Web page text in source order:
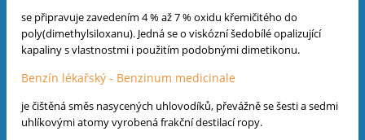
se připravuje zavedením 4 % až 7 % oxidu křemičitého do
poly(dimethylsiloxanu). Jedná se o viskózní šedobílé opalizující
kapaliny s vlastnostmi i použitím podobnými dimetikonu.
Benzín lékařský - Benzinum medicinale
je čištěná směs nasycených uhlovodíků, převážně se šesti a sedmi
uhlíkovými atomy vyrobená frakční destilací ropy.